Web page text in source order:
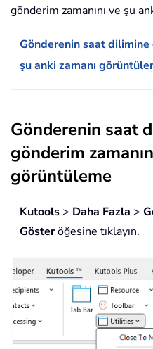
gönderim zamanını ve şu
Gönderenin saat dilimine
şu anki zamanı
Gönderenin saat
gönderim
görüntüleme
Kutools > Daha Fazla >
Gösteröğesine tıklayın.